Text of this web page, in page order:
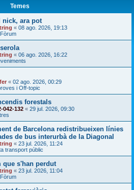
Temes
nick, ara pot
« 08 ago. 2026, 19:13
« 06 ago. 2026, 16:22
« 02 ago. 2026, 00:29
i Off-topic
forestals
042-132 « 29 jul. 2026, 09:30
de Barcelona redistribueixen línies
de bus interurbà de la Diagonal
« 23 jul. 2026, 11:24
transport públic
que s'han perdut
« 23 jul. 2026, 11:04